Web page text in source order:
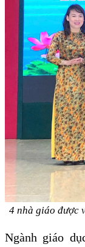
4 nhà giáo được
Ngành giáo